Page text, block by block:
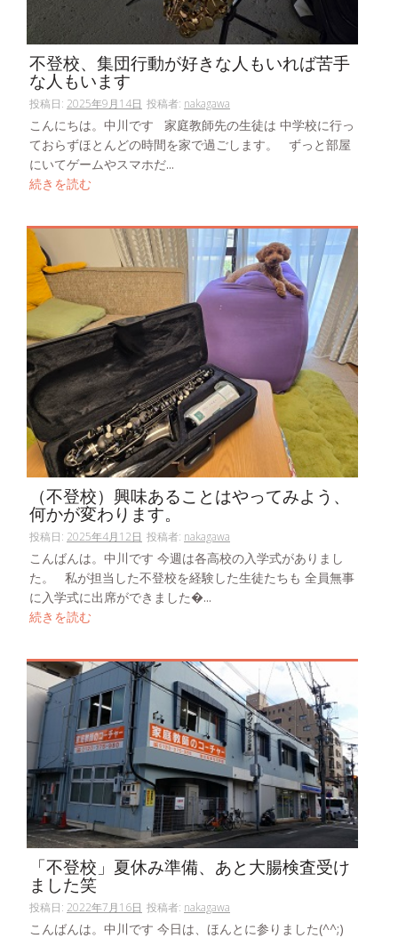
不登校、集団行動が好きな人もいれば苦手
な人もいます
投稿日: 2025年9月14日 投稿者: nakagawa
こんにちは。中川です 家庭教師先の生徒は 中学校に行っ
ておらずほとんどの時間を家で過ごします。 ずっと部屋
にいてゲームやスマホだ...
続きを読む
（不登校）興味あることはやってみよう、
何かが変わります。
投稿日: 2025年4月12日 投稿者: nakagawa
こんばんは。中川です 今週は各高校の入学式がありまし
た。 私が担当した不登校を経験した生徒たちも 全員無事
に入学式に出席ができました�...
続きを読む
「不登校」夏休み準備、あと大腸検査受け
ました笑
投稿日: 2022年7月16日 投稿者: nakagawa
こんばんは。中川です 今日は、ほんとに参りました(^^;)